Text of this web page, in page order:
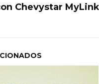
Chevystar MyLink